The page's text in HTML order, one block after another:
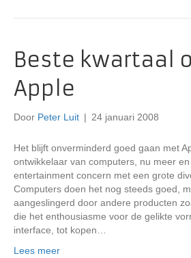
Beste kwartaal
Apple
Door Peter Luit | 24 januari 2008
Het blijft onverminderd goed gaan met
ontwikkelaar van computers, nu meer
entertainment concern met een grote
Computers doen het nog steeds goed,
aangeslingerd door andere producten
die het enthousiasme voor de gelikte
interface, tot kopen…
Lees meer